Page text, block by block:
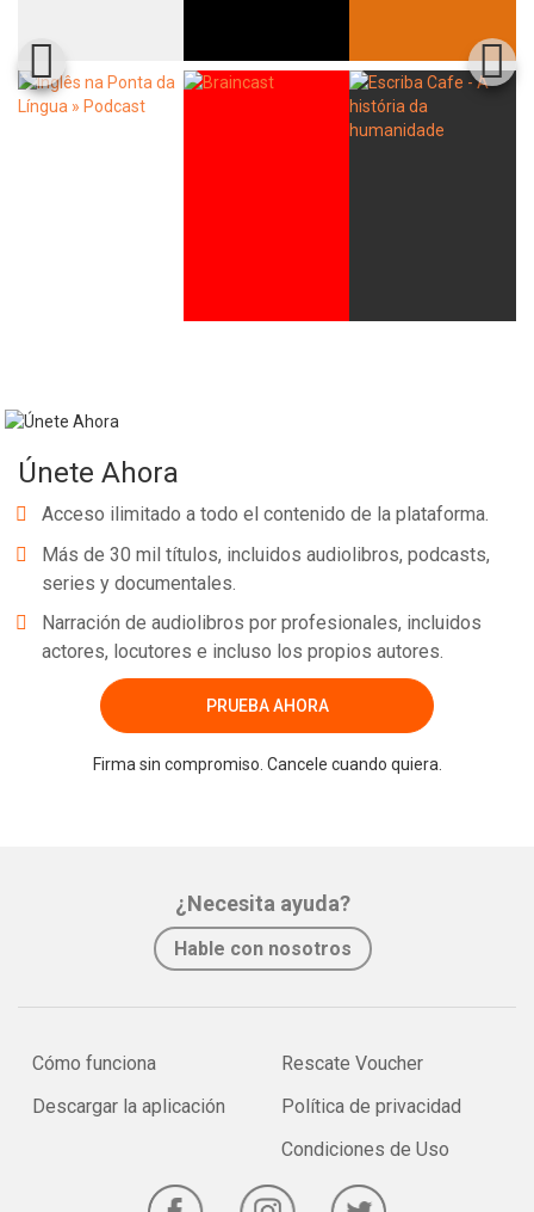
Únete Ahora
Acceso ilimitado a todo el contenido de la plataforma.
Más de 30 mil títulos, incluidos audiolibros, podcasts,
series y documentales.
Narración de audiolibros por profesionales, incluidos
actores, locutores e incluso los propios autores.
PRUEBA AHORA
Firma sin compromiso. Cancele cuando quiera.
¿Necesita ayuda?
Hable con nosotros
Cómo funciona
Descargar la aplicación
Rescate Voucher
Política de privacidad
Condiciones de Uso